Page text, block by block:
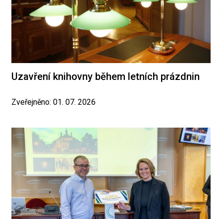
Uzavření knihovny během letních prázdnin
Zveřejněno: 01. 07. 2026